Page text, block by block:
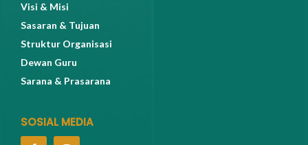
Visi & Misi
Sasaran & Tujuan
Struktur Organisasi
Dewan Guru
Sarana & Prasarana
SOSIAL MEDIA